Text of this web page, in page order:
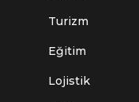
Turizm
Eğitim
Lojistik